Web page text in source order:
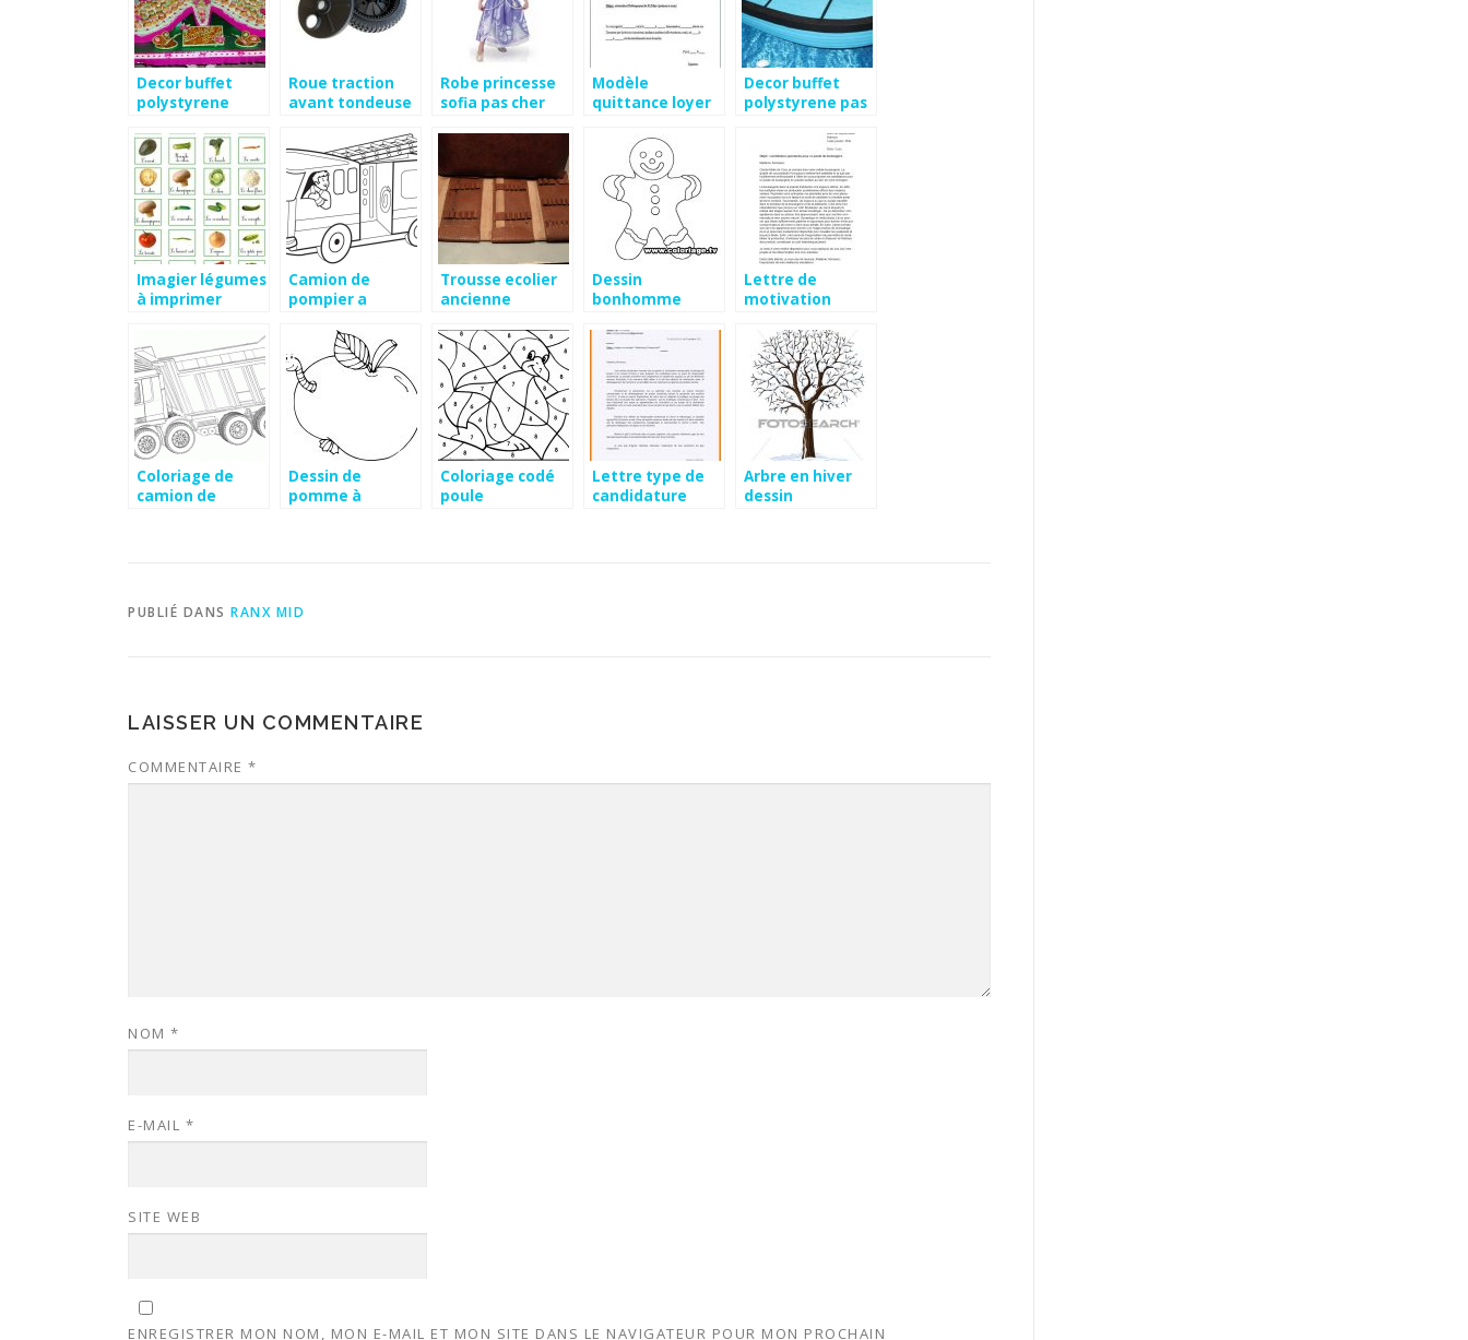
Decor buffet
polystyrene
Roue traction
avant tondeuse
Robe princesse
sofia pas cher
Modèle
quittance loyer
Decor buffet
polystyrene pas
Imagier légumes
à imprimer
Camion de
pompier a
Trousse ecolier
ancienne
Dessin
bonhomme
Lettre de
motivation
mairie
Coloriage de
camion de
Dessin de
pomme à
Coloriage codé
poule
Lettre type de
candidature
Arbre en hiver
dessin
PUBLIÉ DANS RANX MID
LAISSER UN COMMENTAIRE
COMMENTAIRE *
NOM *
E-MAIL *
SITE WEB
ENREGISTRER MON NOM, MON E-MAIL ET MON SITE DANS LE NAVIGATEUR POUR MON PROCHAIN